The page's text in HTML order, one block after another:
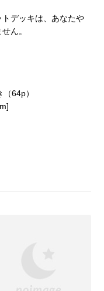
デッキは、あなたや
ん。
64p）